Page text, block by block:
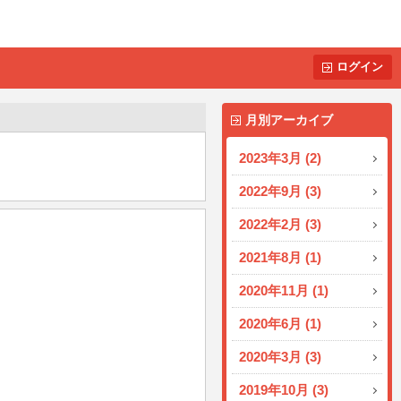
ログイン
月別アーカイブ
2023年3月 (2)
2022年9月 (3)
2022年2月 (3)
2021年8月 (1)
2020年11月 (1)
2020年6月 (1)
2020年3月 (3)
2019年10月 (3)